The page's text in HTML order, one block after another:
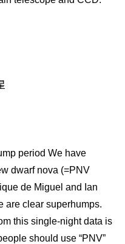
period We have
dwarf nova (=PNV
de Miguel and Ian
are clear superhumps.
this single-night data is
should use “PNV”